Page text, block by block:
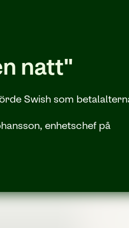
natt"
Swish som
enhetschef på